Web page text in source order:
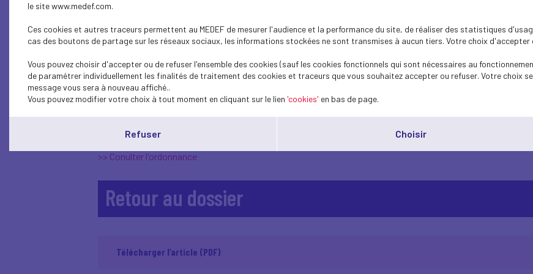
règle de suspension temporaire des délais encadrant certaines
Sont concernés les domaines suivants :
la sauvegarde de l'emploi et de l'activité,
la sécurisation des relations de travail
la négociation collective
L’intérêt de cette modification est notamment de permettre au gouvernement de rétablir les délais
Un décret devrait être adopté prochainement en ce sens.
>> Conulter l'ordonnance
Retour au dossier
Télécharger l’article (PDF)
le site www.medef.com.
Ces cookies et autres traceurs permettent au MEDEF de mesurer l'audience et la performance du site, de réaliser des statistiques
cas des boutons de partage sur les réseaux sociaux, les informations stockées ne sont transmises à aucun tiers. Votre choix
Vous pouvez choisir d'accepter ou de refuser l'ensemble des cookies (sauf les cookies fonctionnels qui sont nécessaires au
de paramétrer individuellement les finalités de traitement des cookies et traceurs que vous souhaitez accepter ou refuser. Votre choix
message vous sera à nouveau affiché..
Vous pouvez modifier votre choix à tout moment en cliquant sur le lien 'cookies' en bas de page.
Refuser Choisir